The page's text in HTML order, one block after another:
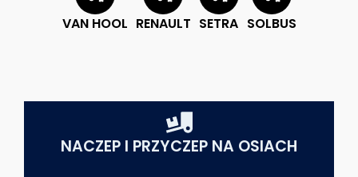
VAN HOOL RENAULT SETRA SOLBUS
NACZEP I PRZYCZEP NA OSIACH